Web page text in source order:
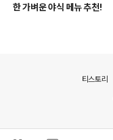
한 가벼운 야식 메뉴 추천!
티스토리